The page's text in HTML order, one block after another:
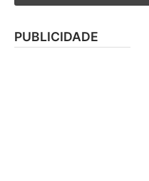
PUBLICIDADE